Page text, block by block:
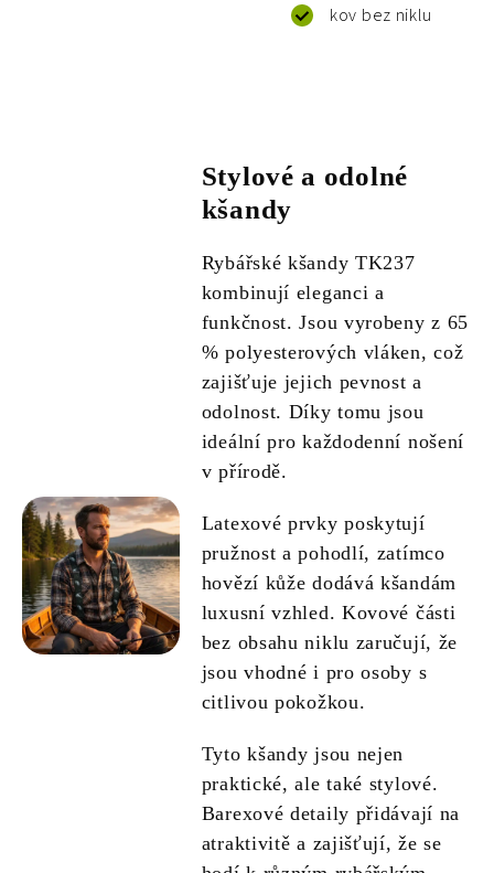
kov bez niklu
Stylové a odolné
kšandy
Rybářské kšandy TK237
kombinují eleganci a
funkčnost. Jsou vyrobeny z 65
% polyesterových vláken, což
zajišťuje jejich pevnost a
odolnost. Díky tomu jsou
ideální pro každodenní nošení
v přírodě.
Latexové prvky poskytují
pružnost a pohodlí, zatímco
hovězí kůže dodává kšandám
luxusní vzhled. Kovové části
bez obsahu niklu zaručují, že
jsou vhodné i pro osoby s
citlivou pokožkou.
Tyto kšandy jsou nejen
praktické, ale také stylové.
Barexové detaily přidávají na
atraktivitě a zajišťují, že se